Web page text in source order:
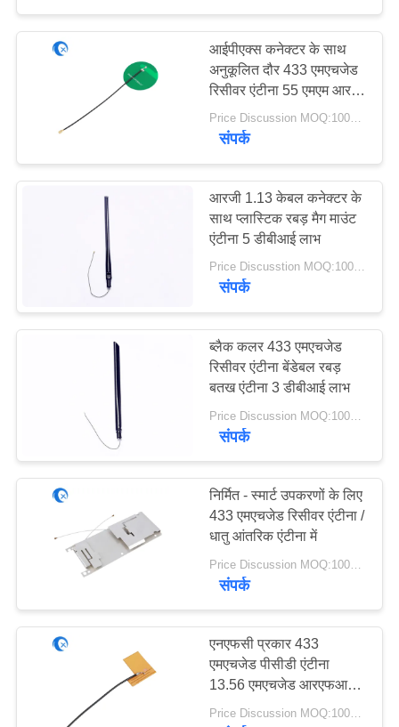
आईपीएक्स कनेक्टर के साथ
अनुकूलित दौर 433 एमएचजेड
रिसीवर एंटीना 55 एमएम आरजी
1.13 केबल
Price Discussion MOQ:100PCS
संपर्क
आरजी 1.13 केबल कनेक्टर के
साथ प्लास्टिक रबड़ मैग माउंट
एंटीना 5 डीबीआई लाभ
Price Discusstion MOQ:100PCS
संपर्क
ब्लैक कलर 433 एमएचजेड
रिसीवर एंटीना बेंडेबल रबड़
बतख एंटीना 3 डीबीआई लाभ
संपर्क
निर्मित - स्मार्ट उपकरणों के लिए
433 एमएचजेड रिसीवर एंटीना /
धातु आंतरिक एंटीना में
Price Discussion MOQ:100PCS
संपर्क
एनएफसी प्रकार 433
एमएचजेड पीसीडी एंटीना
13.56 एमएचजेड आरएफआईडी
कॉइल कॉपर गेट / दरवाजा /
Price Discussion MOQ:100PCS